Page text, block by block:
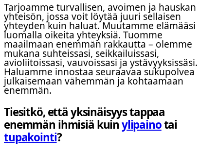
Tarjoamme turvallisen, avoimen ja hauskan
yhteisön, jossa voit löytää juuri sellaisen
yhteyden kuin haluat. Muutamme elämääsi
luomalla oikeita yhteyksiä. Tuomme
maailmaan enemmän rakkautta – olemme
mukana suhteissasi, seikkailuissasi,
avioliitoissasi, vauvoissasi ja ystävyyksissäsi.
Haluamme innostaa seuraavaa sukupolvea
julkaisemaan vähemmän ja kohtaamaan
enemmän.
Tiesitkö, että yksinäisyys tappaa
enemmän ihmisiä kuinylipainotai
tupakointi?